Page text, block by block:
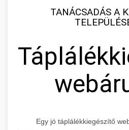
TANÁCSADÁS A
Egy jó táplálékkiegészítő